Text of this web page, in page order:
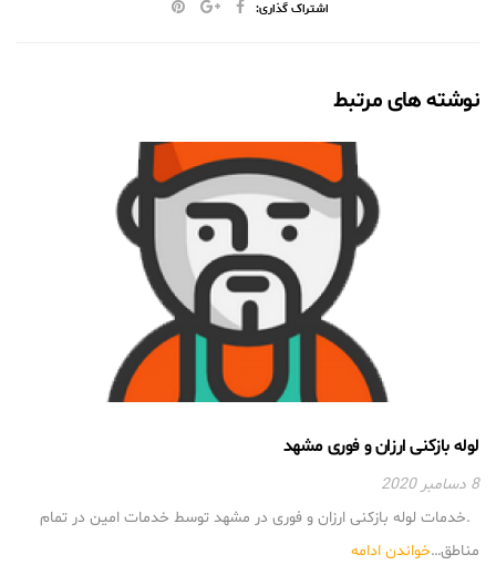
اشتراک گذاری:
نوشته های مرتبط
لوله بازکنی ارزان و فوری مشهد
8 دسامبر 2020
.خدمات لوله بازکنی ارزان و فوری در مشهد توسط خدمات امین در تمام
مناطق…خواندن ادامه